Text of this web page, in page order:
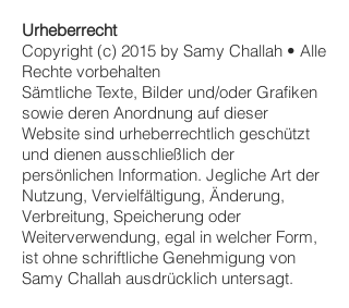
Urheberrecht
Copyright (c) 2015 by Samy Challah • Alle
Rechte vorbehalten
Sämtliche Texte, Bilder und/oder Grafiken
sowie deren Anordnung auf dieser
Website sind urheberrechtlich geschützt
und dienen ausschließlich der
persönlichen Information. Jegliche Art der
Nutzung, Vervielfältigung, Änderung,
Verbreitung, Speicherung oder
Weiterverwendung, egal in welcher Form,
ist ohne schriftliche Genehmigung von
Samy Challah ausdrücklich untersagt.